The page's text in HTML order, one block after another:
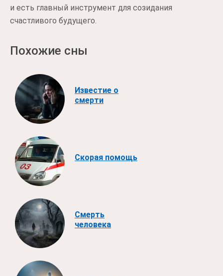
и есть главный инструмент для созидания
счастливого будущего.
Похожие сны
Известие о
смерти
Скорая помощь
Смерть
человека